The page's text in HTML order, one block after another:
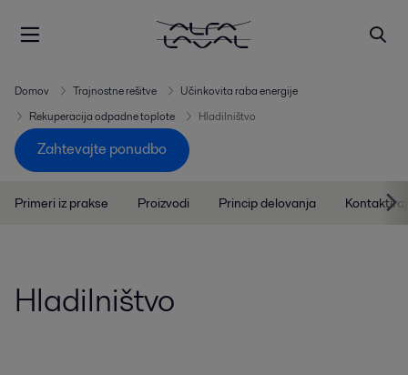
Domov Trajnostne rešitve
Učinkovita raba energije
Rekuperacija odpadne toplote
Hladilništvo
Zahtevajte ponudbo
Primeri iz prakse Proizvodi Princip delovanja
Hladilništvo